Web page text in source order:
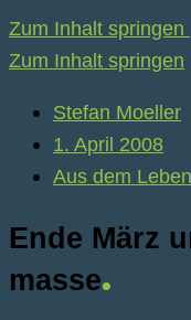
Zum Inhalt springen
Zum Inhalt springen
Stefan Moeller
1. April 2008
Aus dem Leben
Ende März
masse